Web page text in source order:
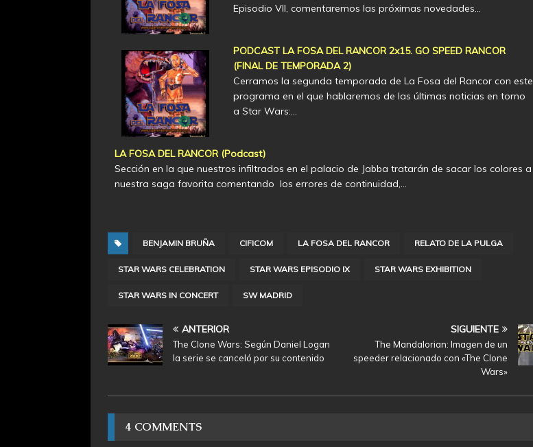
Episodio VII, comentaremos las próximas novedades…
PODCAST LA FOSA DEL RANCOR 2x15. GO SPEED RANCOR
(FINAL DE TEMPORADA 2)
Cerramos la segunda temporada de La Fosa del Rancor con este
programa en el que hablaremos de las últimas noticias en torno
a Star Wars:…
LA FOSA DEL RANCOR (Podcast)
Sección en la que nuestros infiltrados en el palacio de Jabba tratarán de sacar los colores a
nuestra saga favorita comentando los errores de continuidad,…
BENJAMIN BRUÑA CIFICOM LA FOSA DEL RANCOR RELATO DE LA PULGA
STAR WARS CELEBRATION STAR WARS EPISODIO IX STAR WARS EXHIBITION
STAR WARS IN CONCERT SW MADRID
ANTERIOR
The Clone Wars: Según Daniel Logan
la serie se canceló por su contenido
SIGUIENTE
The Mandalorian: Imagen de un
speeder relacionado con «The Clone
Wars»
4 COMMENTS